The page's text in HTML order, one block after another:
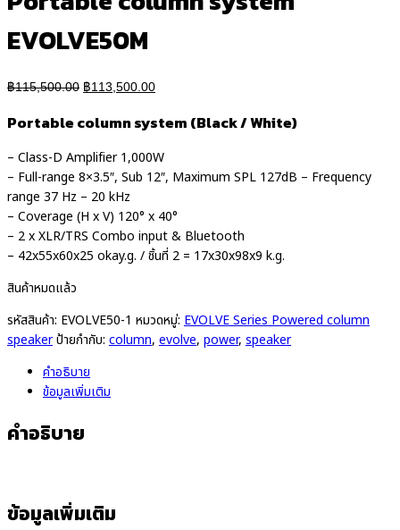
EVOLVE50M
฿115,500.00 Original
was:
฿113,500.00Current
is:
Portable column system (Black / White)
– Class-D Amplifier 1,000W
– Full-range 8×3.5″, Sub 12″, Maximum SPL 127dB – Frequency
range 37 Hz – 20 kHz
– Coverage (H x V) 120° x 40°
– 2 x XLR/TRS Combo input & Bluetooth
– 42x55x60x25 okay.g. / ชิ้นที่ 2 = 17x30x98x9 k.g.
สินค้าหมดแล้ว
รหัสสินค้า: EVOLVE50-1 หมวดหมู่: EVOLVE Series Powered column
speakerป้ายกำกับ: column, evolve, power, speaker
คำอธิบาย
ข้อมูลเพิ่มเติม
คำอธิบาย
ข้อมูลเพิ่มเติม